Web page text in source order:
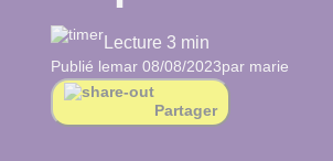
Lecture 3 min
Publié lemar 08/08/2023par marie
Partager